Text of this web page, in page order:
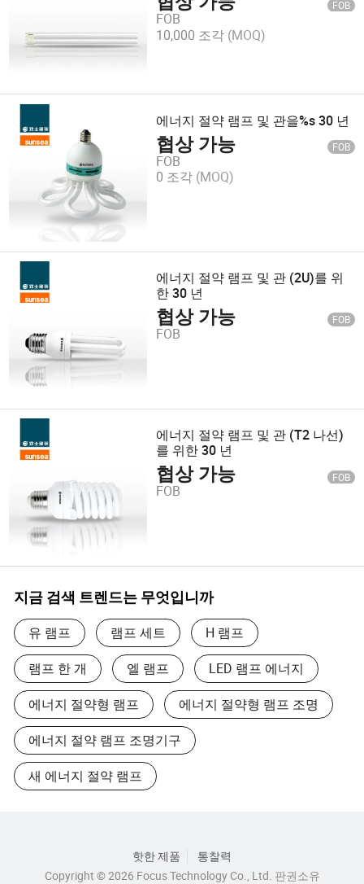
FOB
FOB
10,000 조각 (MOQ)
에너지 절약 램프 및 관을%s 30 년
협상 가능 FOB
FOB
0 조각 (MOQ)
에너지 절약 램프 및 관 (2U)를 위
한 30 년
협상 가능 FOB
FOB
에너지 절약 램프 및 관 (T2 나선)
를 위한 30 년
협상 가능 FOB
FOB
지금 검색 트렌드는 무엇입니까
유 램프 램프 세트 H 램프
램프 한 개 엘 램프 LED 램프 에너지
에너지 절약형 램프 에너지 절약형 램프 조명
에너지 절약 램프 조명기구
새 에너지 절약 램프
핫한 제품
통찰력
Copyright © 2026 Focus Technology Co., Ltd. 판권소유